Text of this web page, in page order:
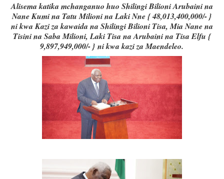
Alisema katika mchanganuo huo Shilingi Bilioni Arubaini na
Nane Kumi na Tatu Milioni na Laki Nne { 48,013,400,000/- }
ni kwa Kazi za kawaida na Shilingi Bilioni Tisa, Mia Nane na
Tisini na Saba Milioni, Laki Tisa na Arubaini na Tisa Elfu {
9,897,949,000/- } ni kwa kazi za Maendeleo.